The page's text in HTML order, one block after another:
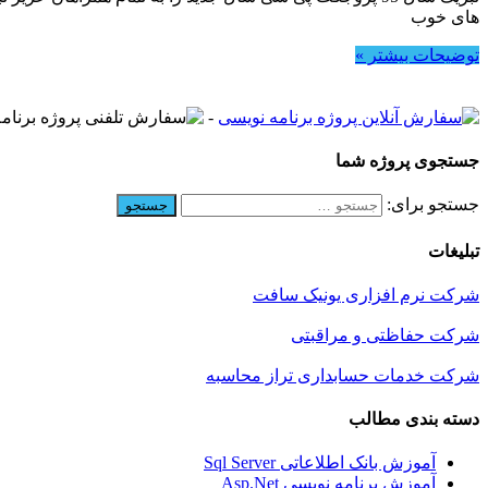
های خوب
توضیحات بیشتر »
-
جستجوی پروژه شما
جستجو برای:
تبلیغات
شرکت نرم افزاری یونیک سافت
شرکت حفاظتی و مراقبتی
شرکت خدمات حسابداری تراز محاسبه
دسته بندی مطالب
آموزش بانک اطلاعاتی Sql Server
آموزش برنامه نویسی Asp.Net